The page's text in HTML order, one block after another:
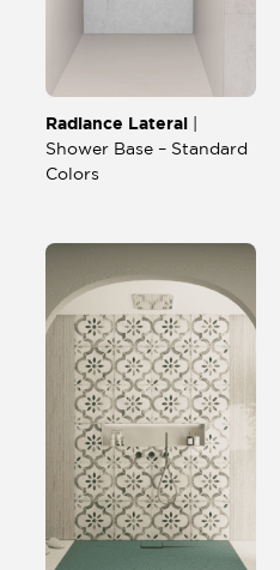
Radiance Lateral|
Shower Base – Standard
Colors